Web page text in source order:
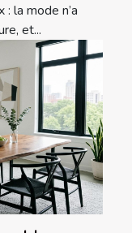
la mode n’a
et...